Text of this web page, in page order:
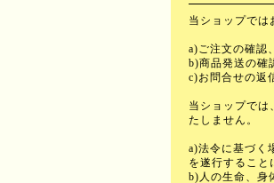
当ショップでは
a)ご注文の確認
b)商品発送の確
c)お問合せの返
当ショップでは
たしません。
a)法令に基づく
を遂行すること
b)人の生命、身